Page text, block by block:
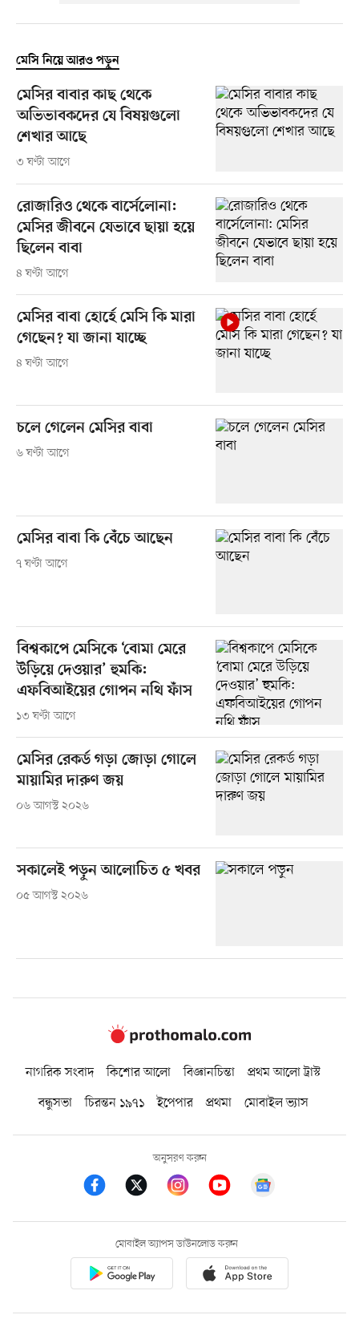
মেসি নিয়ে আরও পড়ুন
মেসির বাবার কাছ থেকে
অভিভাবকদের যে বিষয়গুলো
শেখার আছে
৩ ঘণ্টা আগে
রোজারিও থেকে বার্সেলোনা:
মেসির জীবনে যেভাবে ছায়া হয়ে
ছিলেন বাবা
৪ ঘণ্টা আগে
মেসির বাবা হোর্হে মেসি কি মারা
গেছেন? যা জানা যাচ্ছে
৪ ঘণ্টা আগে
চলে গেলেন মেসির বাবা
৬ ঘণ্টা আগে
মেসির বাবা কি বেঁচে আছেন
৭ ঘণ্টা আগে
বিশ্বকাপে মেসিকে ‘বোমা মেরে
উড়িয়ে দেওয়ার’ হুমকি:
এফবিআইয়ের গোপন নথি ফাঁস
১৩ ঘণ্টা আগে
মেসির রেকর্ড গড়া জোড়া গোলে
মায়ামির দারুণ জয়
০৬ আগস্ট ২০২৬
সকালেই পড়ুন আলোচিত ৫ খবর
০৫ আগস্ট ২০২৬
নাগরিক সংবাদ কিশোর আলো বিজ্ঞানচিন্তা
প্রথম আলো ট্রাস্ট
বন্ধুসভা
চিরন্তন ১৯৭১ ইপেপার প্রথমা মোবাইল ভ্যাস
অনুসরণ করুন
মোবাইল অ্যাপস ডাউনলোড করুন